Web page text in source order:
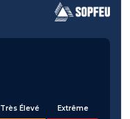
Très Élevé Extrême